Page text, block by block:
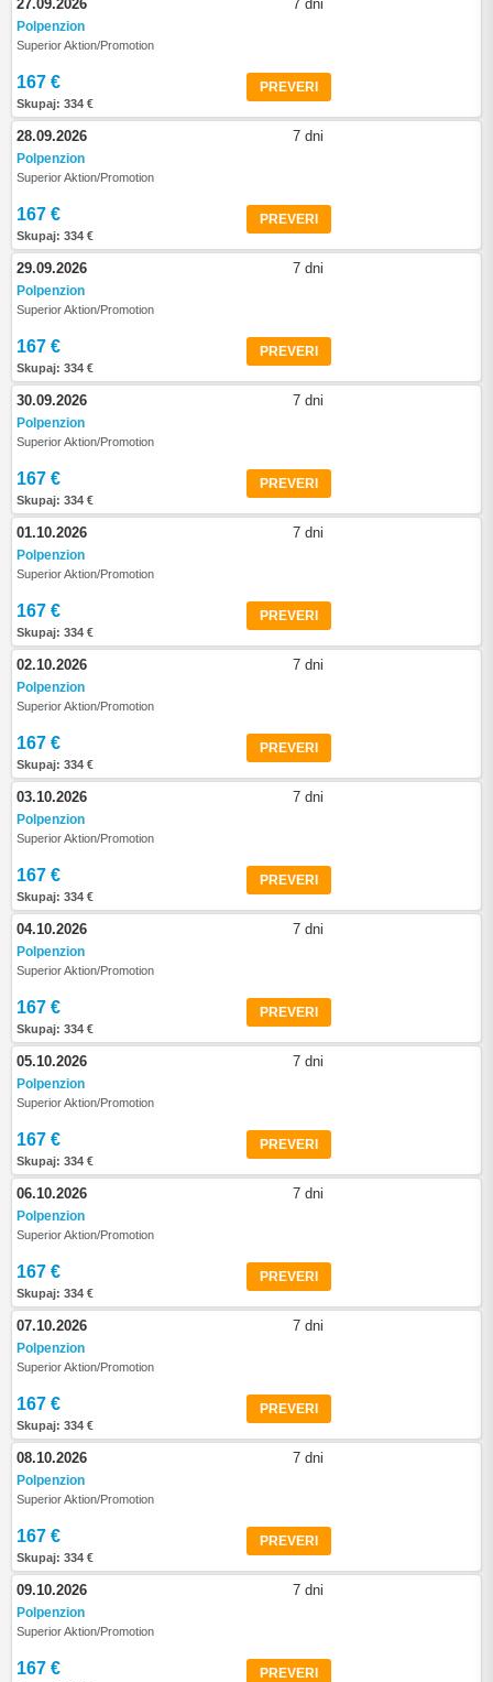
27.09.2026 7 dni
Polpenzion
Superior Aktion/Promotion
167 €
Skupaj: 334 €
PREVERI
28.09.2026 7 dni
Polpenzion
Superior Aktion/Promotion
167 €
Skupaj: 334 €
PREVERI
29.09.2026 7 dni
Polpenzion
Superior Aktion/Promotion
167 €
Skupaj: 334 €
PREVERI
30.09.2026 7 dni
Polpenzion
Superior Aktion/Promotion
167 €
Skupaj: 334 €
PREVERI
01.10.2026 7 dni
Polpenzion
Superior Aktion/Promotion
167 €
Skupaj: 334 €
PREVERI
02.10.2026 7 dni
Polpenzion
Superior Aktion/Promotion
167 €
Skupaj: 334 €
PREVERI
03.10.2026 7 dni
Polpenzion
Superior Aktion/Promotion
167 €
Skupaj: 334 €
PREVERI
04.10.2026 7 dni
Polpenzion
Superior Aktion/Promotion
167 €
Skupaj: 334 €
PREVERI
05.10.2026 7 dni
Polpenzion
Superior Aktion/Promotion
167 €
Skupaj: 334 €
PREVERI
06.10.2026 7 dni
Polpenzion
Superior Aktion/Promotion
167 €
Skupaj: 334 €
PREVERI
07.10.2026 7 dni
Polpenzion
Superior Aktion/Promotion
167 €
Skupaj: 334 €
PREVERI
08.10.2026 7 dni
Polpenzion
Superior Aktion/Promotion
167 €
Skupaj: 334 €
PREVERI
09.10.2026 7 dni
Polpenzion
Superior Aktion/Promotion
167 € PREVERI